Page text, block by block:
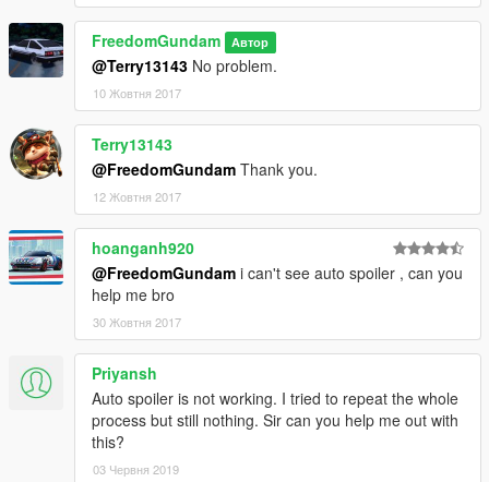
FreedomGundam Автор
@Terry13143 No problem.
10 Жовтня 2017
Terry13143
@FreedomGundam Thank you.
12 Жовтня 2017
hoanganh920
@FreedomGundam i can't see auto spoiler , can you
help me bro
30 Жовтня 2017
Priyansh
Auto spoiler is not working. I tried to repeat the whole
process but still nothing. Sir can you help me out with
this?
03 Червня 2019